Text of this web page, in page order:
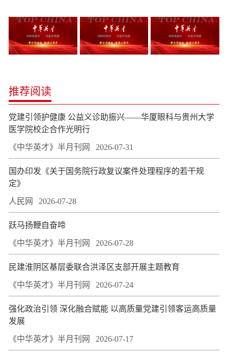
推荐阅读
党建引领护健康 公益义诊助振兴——华厦眼科与贵州大学
医学院校企合作光明行
《中华英才》半月刊网 2026-07-31
国办印发《关于国务院行政复议案件处理程序的若干规
定》
人民网 2026-07-28
跃马扬鞭自奋啼
《中华英才》半月刊网 2026-07-28
民建淮阴区基层委联合洪泽区支部开展主题教育
《中华英才》半月刊网 2026-07-24
强化政治引领 深化融合赋能 以高质量党建引领客运高质量
发展
《中华英才》半月刊网 2026-07-17